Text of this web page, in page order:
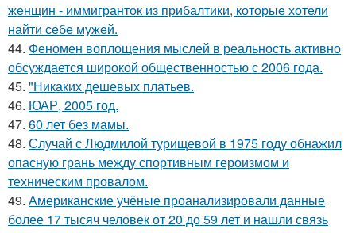
женщин - иммигранток из прибалтики, которые хотели
найти себе мужей.
44. Феномен воплощения мыслей в реальность активно
обсуждается широкой общественностью с 2006 года.
45. "Никаких дешевых платьев.
46. ЮАР, 2005 год.
47. 60 лет без мамы.
48. Случай с Людмилой турищевой в 1975 году обнажил
опасную грань между спортивным героизмом и
техническим провалом.
49. Американские учёные проанализировали данные
более 17 тысяч человек от 20 до 59 лет и нашли связь